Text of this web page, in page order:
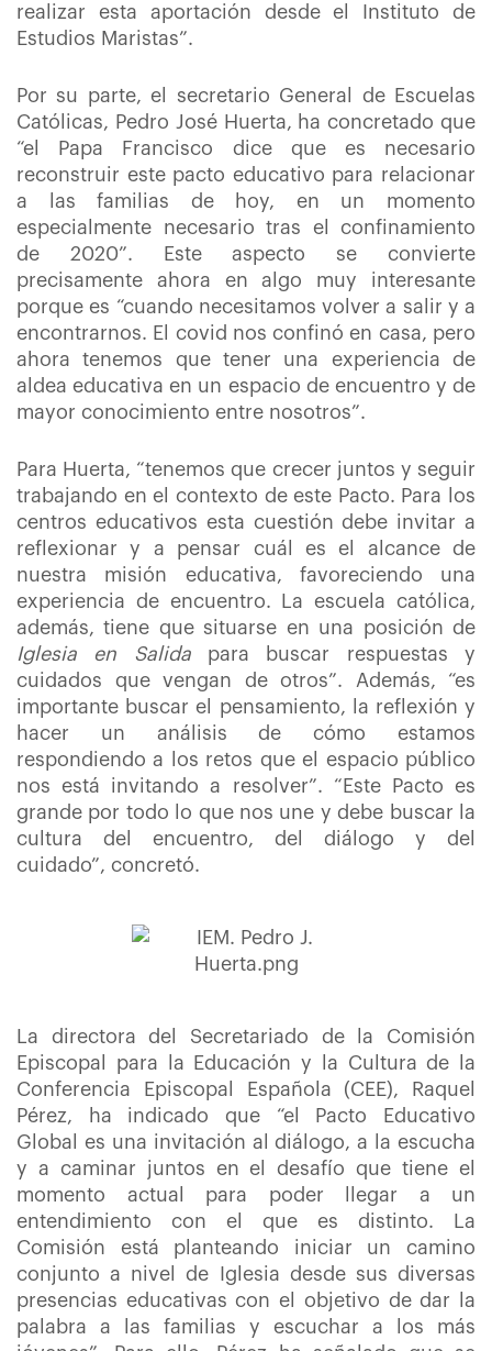
realizar esta aportación desde el Instituto de
Estudios Maristas”.
Por su parte, el secretario General de Escuelas
Católicas, Pedro José Huerta, ha concretado que
“el Papa Francisco dice que es necesario
reconstruir este pacto educativo para relacionar
a las familias de hoy, en un momento
especialmente necesario tras el confinamiento
de 2020”. Este aspecto se convierte
precisamente ahora en algo muy interesante
porque es “cuando necesitamos volver a salir y a
encontrarnos. El covid nos confinó en casa, pero
ahora tenemos que tener una experiencia de
aldea educativa en un espacio de encuentro y de
mayor conocimiento entre nosotros”.
Para Huerta, “tenemos que crecer juntos y seguir
trabajando en el contexto de este Pacto. Para los
centros educativos esta cuestión debe invitar a
reflexionar y a pensar cuál es el alcance de
nuestra misión educativa, favoreciendo una
experiencia de encuentro. La escuela católica,
además, tiene que situarse en una posición de
Iglesia en Salidapara buscar respuestas y
cuidados que vengan de otros”. Además, “es
importante buscar el pensamiento, la reflexión y
hacer un análisis de cómo estamos
respondiendo a los retos que el espacio público
nos está invitando a resolver”. “Este Pacto es
grande por todo lo que nos une y debe buscar la
cultura del encuentro, del diálogo y del
cuidado”, concretó.
La directora del Secretariado de la Comisión
Episcopal para la Educación y la Cultura de la
Conferencia Episcopal Española (CEE), Raquel
Pérez, ha indicado que “el Pacto Educativo
Global es una invitación al diálogo, a la escucha
y a caminar juntos en el desafío que tiene el
momento actual para poder llegar a un
entendimiento con el que es distinto. La
Comisión está planteando iniciar un camino
conjunto a nivel de Iglesia desde sus diversas
presencias educativas con el objetivo de dar la
palabra a las familias y escuchar a los más